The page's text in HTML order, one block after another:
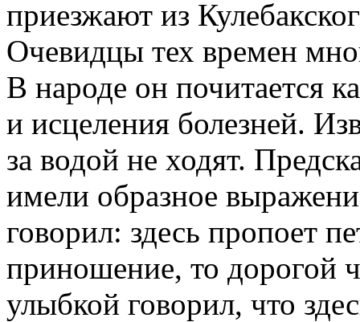
приезжают из
Очевидцы тех времен
В народе он почитается
и исцеления болезней.
за водой не ходят.
имели образное
говорил: здесь пропоет
приношение, то дорогой
улыбкой говорил, что